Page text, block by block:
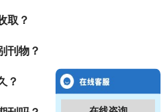
取？
刊物？
？